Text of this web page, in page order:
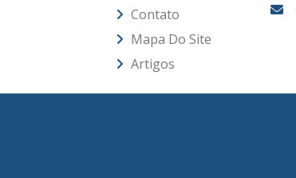
Contato
Mapa Do Site
Artigos